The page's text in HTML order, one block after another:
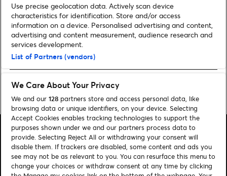
Musica e sostenibilità: le
iniziative per l’ambiente nel
mondo della musica dal vivo
Pagina iniziale»Musica»Cavetown: il nuovo album Worm Food in
Cerca
Use precise geolocation data. Actively scan device
characteristics for identification. Store and/or access
information on a device. Personalised advertising and content,
advertising and content measurement, audience research and
services development.
List of Partners (vendors)
We Care About Your Privacy
We and our 128 partners store and access personal data, like
browsing data or unique identifiers, on your device. Selecting
Accept Cookies enables tracking technologies to support the
purposes shown under we and our partners process data to
provide. Selecting Reject All or withdrawing your consent will
disable them. If trackers are disabled, some content and ads you
see may not be as relevant to you. You can resurface this menu to
change your choices or withdraw consent at any time by clicking